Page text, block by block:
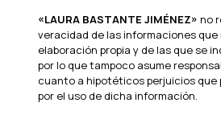
«LAURA BASTANTE JIMÉNEZ» no
veracidad de las informaciones que
elaboración propia y de las que se
por lo que tampoco asume
cuanto a hipotéticos perjuicios que
por el uso de dicha información.